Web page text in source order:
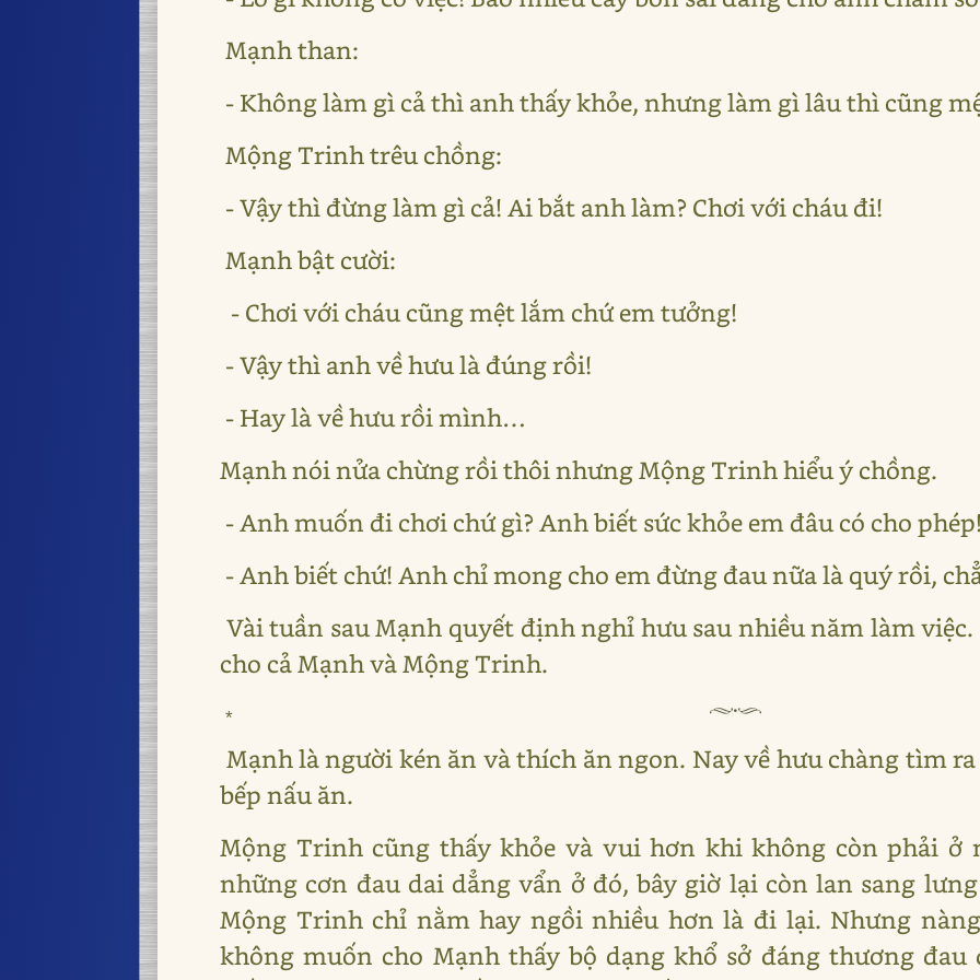
Mạnh than:
- Không làm gì cả thì anh thấy khỏe, nhưng làm gì lâu thì cũng
Mộng Trinh trêu chồng:
- Vậy thì đừng làm gì cả! Ai bắt anh làm? Chơi với cháu đi!
Mạnh bật cười:
- Chơi với cháu cũng mệt lắm chứ em tưởng!
- Vậy thì anh về hưu là đúng rồi!
- Hay là về hưu rồi mình…
Mạnh nói nửa chừng rồi thôi nhưng Mộng Trinh hiểu ý chồng.
- Anh muốn đi chơi chứ gì? Anh biết sức khỏe em đâu có cho
- Anh biết chứ! Anh chỉ mong cho em đừng đau nữa là quý rồi,
Vài tuần sau Mạnh quyết định nghỉ hưu sau nhiều năm làm
cho cả Mạnh và Mộng Trinh.
*
Mạnh là người kén ăn và thích ăn ngon. Nay về hưu chàng tìm
bếp nấu ăn.
Mộng Trinh cũng thấy khỏe và vui hơn khi không còn phải ở
những cơn đau dai dẳng vẩn ở đó, bây giờ lại còn lan sang
Mộng Trinh chỉ nằm hay ngồi nhiều hơn là đi lại. Nhưng
không muốn cho Mạnh thấy bộ dạng khổ sở đáng thương